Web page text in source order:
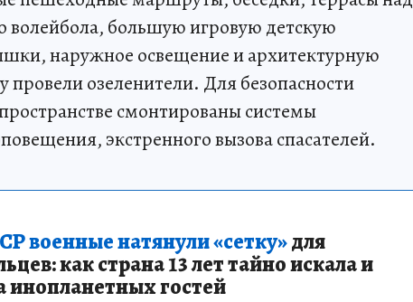
большую игровую детскую
наружное освещение и архитектурную
озеленители. Для безопасности
смонтированы системы
экстренного вызова спасателей.
военные натянули «сетку»для
как страна 13 лет тайно искала и
инопланетных гостей